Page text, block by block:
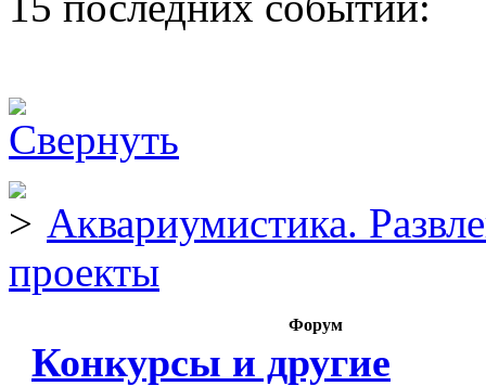
Аквариумистика.
проекты
Форум
Конкурсы и другие